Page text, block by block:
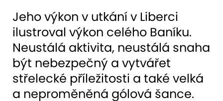
Jeho výkon v utkání v Liberci
ilustroval výkon celého Baníku.
Neustálá aktivita, neustálá snaha
být nebezpečný a vytvářet
střelecké příležitosti a také velká
a neproměněná gólová šance.